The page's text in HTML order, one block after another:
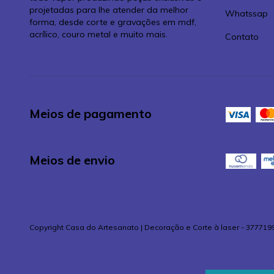
projetadas para lhe atender da melhor
forma, desde corte e gravações em mdf,
acrílico, couro metal e muito mais.
Whatssap
Contato
Meios de pagamento
Meios de envio
Copyright Casa do Artesanato | Decoração e Corte à laser -